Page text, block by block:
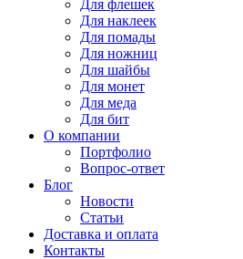
Для флешек
Для наклеек
Для помады
Для ножниц
Для шайбы
Для монет
Для меда
Для бит
О компании
Портфолио
Вопрос-ответ
Блог
Новости
Статьи
Доставка и оплата
Контакты